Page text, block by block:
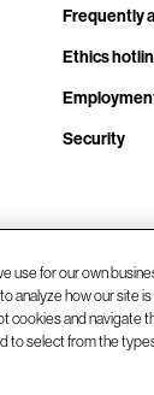
Frequently
Ethics
Security
use for our own
analyze how our site
cookies and navigate
to select from the